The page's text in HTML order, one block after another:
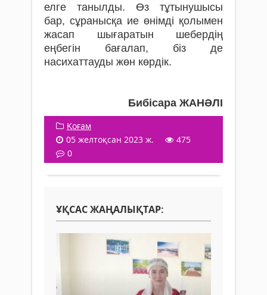
елге танылды. Өз тұтынушысы
бар, сұранысқа ие өнімді қолымен
жасап шығаратын шебердің
еңбегін бағалап, біз де
насихаттауды жөн көрдік.
Бибісара ЖАНӘЛІ
Қоғам
05 желтоқсан 2023 ж.
475
0
ҰҚСАС ЖАҢАЛЫҚТАР: